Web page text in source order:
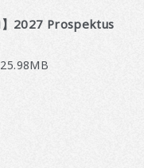
】2027 Prospektus